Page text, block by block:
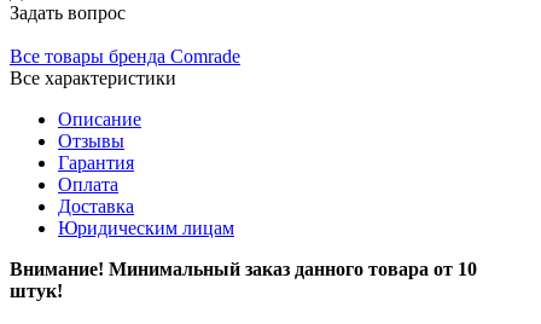
Задать вопрос
Все товары бренда Comrade
Все характеристики
Описание
Отзывы
Гарантия
Оплата
Доставка
Юридическим лицам
Внимание! Минимальный заказ данного товара от 10
штук!